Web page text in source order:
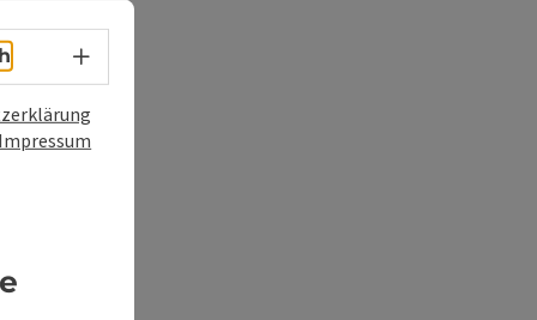
Sprachwahl - Menü öffnen
Impressum